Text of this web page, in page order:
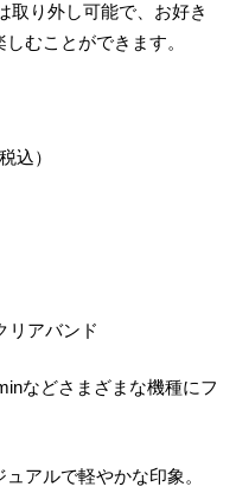
取り外し可能で、お好き
むことができます。
込）
リアバンド
などさまざまな機種にフ
アルで軽やかな印象。